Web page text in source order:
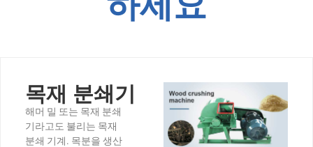
목재 분쇄기
해머 밀 또는 목재 분쇄
기라고도 불리는 목재
분쇄 기계. 목분을 생산